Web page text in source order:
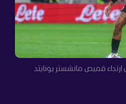
ارتداء قميص مانشستر يونايتد